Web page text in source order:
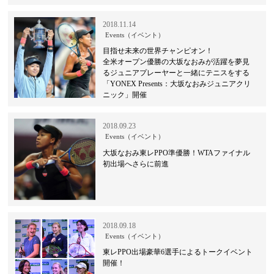
2018.11.14
Events（イベント）
目指せ未来の世界チャンピオン！
全米オープン優勝の大坂なおみが活躍を夢見
るジュニアプレーヤーと一緒にテニスをする
「YONEX Presents：大坂なおみジュニアクリ
ニック」開催
2018.09.23
Events（イベント）
大坂なおみ東レPPO準優勝！WTAファイナル
初出場へさらに前進
2018.09.18
Events（イベント）
東レPPO出場豪華6選手によるトークイベント
開催！